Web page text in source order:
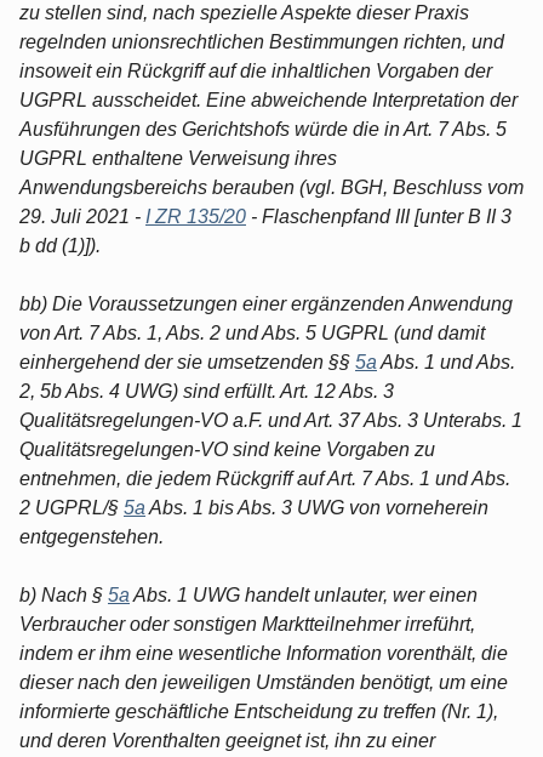
zu stellen sind, nach spezielle Aspekte dieser Praxis
regelnden unionsrechtlichen Bestimmungen richten, und
insoweit ein Rückgriff auf die inhaltlichen Vorgaben der
UGPRL ausscheidet. Eine abweichende Interpretation der
Ausführungen des Gerichtshofs würde die in Art. 7 Abs. 5
UGPRL enthaltene Verweisung ihres
Anwendungsbereichs berauben (vgl. BGH, Beschluss vom
29. Juli 2021 - I ZR 135/20 - Flaschenpfand III [unter B II 3
b dd (1)]).
bb) Die Voraussetzungen einer ergänzenden Anwendung
von Art. 7 Abs. 1, Abs. 2 und Abs. 5 UGPRL (und damit
einhergehend der sie umsetzenden §§ 5a Abs. 1 und Abs.
2, 5b Abs. 4 UWG) sind erfüllt. Art. 12 Abs. 3
Qualitätsregelungen-VO a.F. und Art. 37 Abs. 3 Unterabs. 1
Qualitätsregelungen-VO sind keine Vorgaben zu
entnehmen, die jedem Rückgriff auf Art. 7 Abs. 1 und Abs.
2 UGPRL/§ 5a Abs. 1 bis Abs. 3 UWG von vorneherein
entgegenstehen.
b) Nach § 5a Abs. 1 UWG handelt unlauter, wer einen
Verbraucher oder sonstigen Marktteilnehmer irreführt,
indem er ihm eine wesentliche Information vorenthält, die
dieser nach den jeweiligen Umständen benötigt, um eine
informierte geschäftliche Entscheidung zu treffen (Nr. 1),
und deren Vorenthalten geeignet ist, ihn zu einer